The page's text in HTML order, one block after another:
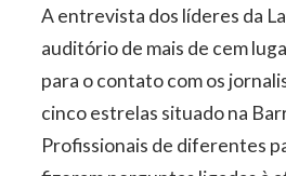
A entrevista dos líderes da
auditório de mais de cem
para o contato com os
cinco estrelas situado na
Profissionais de diferentes